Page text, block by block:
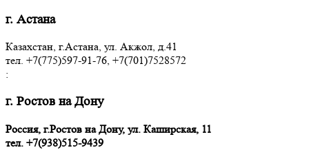
г. Астана
Казахстан, г.Астана, ул. Акжол, д.41
тел. +7(775)597-91-76, +7(701)7528572
:
г. Ростов на Дону
Россия, г.Ростов на Дону, ул. Каширская, 11
тел. +7(938)515-9439